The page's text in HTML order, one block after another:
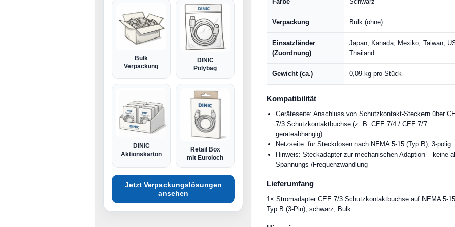
Verpackung Bulk (ohne)
Einsatzländer
(Zuordnung)
Japan, Kanada, Mexiko, Taiwan,
Thailand
Gewicht (ca.) 0,09 kg pro Stück
Kompatibilität
Geräteseite: Anschluss von Schutzkontakt-Steckern über
7/3 Schutzkontaktbuchse (z. B. CEE 7/4 / CEE 7/7
geräteabhängig)
Netzseite: für Steckdosen nach NEMA 5-15 (Typ B), 3-polig
Hinweis: Steckadapter zur mechanischen Adaption – keine
Spannungs-/Frequenzwandlung
Lieferumfang
1× Stromadapter CEE 7/3 Schutzkontaktbuchse auf NEMA 5-
Typ B (3-Pin), schwarz, Bulk.
Bulk
Verpackung
DINIC
Polybag
DINIC
Aktionskarton
Retail Box
mit Euroloch
Jetzt Verpackungslösungen
ansehen